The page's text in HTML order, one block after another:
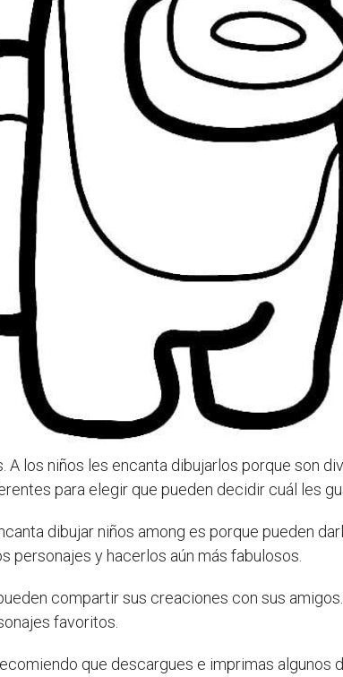
A los niños les encanta dibujarlos porque son
para elegir que pueden decidir cuál les
dibujar niños among es porque pueden
personajes y hacerlos aún más fabulosos.
compartir sus creaciones con sus
favoritos.
que descargues e imprimas algunos